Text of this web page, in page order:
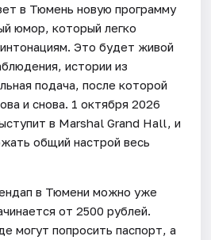
в Тюмень новую программу
юмор, который легко
Это будет живой
истории из
подача, после которой
и снова. 1 октября 2026
в Marshal Grand Hall, и
общий настрой весь
в Тюмени можно уже
от 2500 рублей.
могут попросить паспорт, а